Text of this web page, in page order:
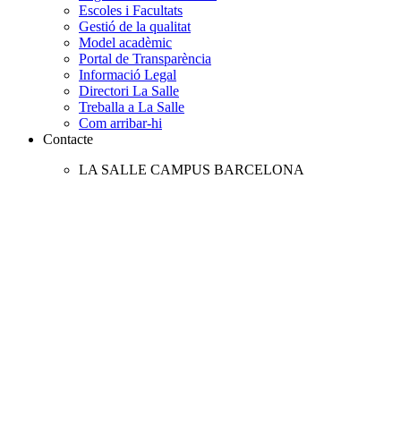
Escoles i Facultats
Gestió de la qualitat
Model acadèmic
Portal de Transparència
Informació Legal
Directori La Salle
Treballa a La Salle
Com arribar-hi
Contacte
LA SALLE CAMPUS BARCELONA